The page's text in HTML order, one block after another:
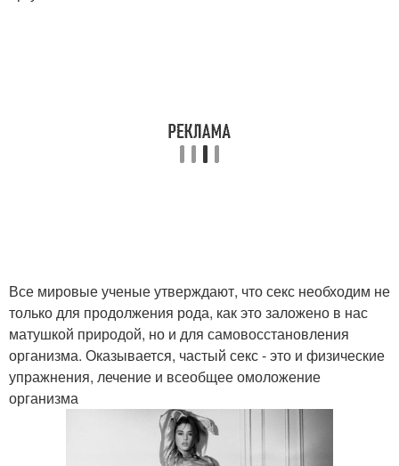
Все мировые ученые утверждают, что секс необходим не
только для продолжения рода, как это заложено в нас
матушкой природой, но и для самовосстановления
организма. Оказывается, частый секс - это и физические
упражнения, лечение и всеобщее омоложение
организма